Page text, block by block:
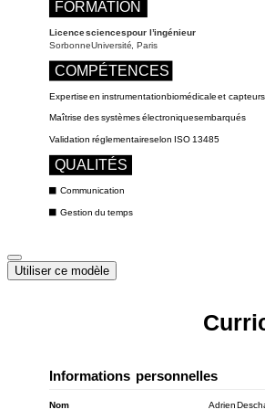
Utiliser ce modèle